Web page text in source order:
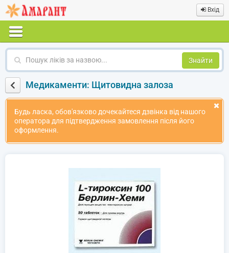
Вхід
Пошук
за
назвоюМедикаменти: Щитовидна залоза
Будь ласка, обов'язково дочекайтеся дзвінка від нашого
оператора для підтвердження замовлення після його
оформлення.